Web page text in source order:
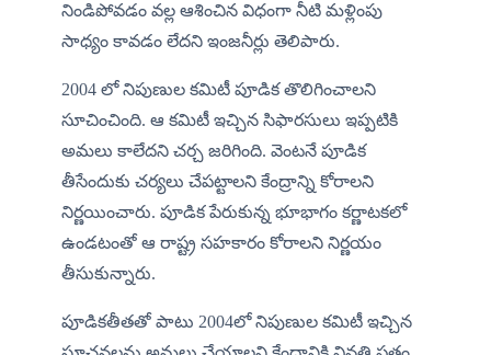
నిండిపోవడం వల్ల ఆశించిన విధంగా నీటి మళ్లింపు
సాధ్యం కావడం లేదని ఇంజనీర్లు తెలిపారు.
2004 లో నిపుణుల కమిటీ పూడిక తొలిగించాలని
సూచించింది. ఆ కమిటీ ఇచ్చిన సిఫారసులు ఇప్పటికి
అమలు కాలేదని చర్చ జరిగింది. వెంటనే పూడిక
తీసేందుకు చర్యలు చేపట్టాలని కేంద్రాన్ని కోరాలని
నిర్ణయించారు. పూడిక పేరుకున్న భూభాగం కర్ణాటకలో
ఉండటంతో ఆ రాష్ట్ర సహకారం కోరాలని నిర్ణయం
తీసుకున్నారు.
పూడికతీతతో పాటు 2004లో నిపుణుల కమిటీ ఇచ్చిన